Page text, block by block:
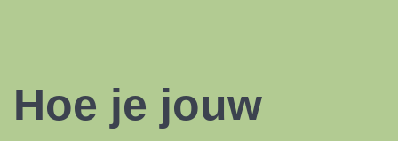
Hoe je jouw